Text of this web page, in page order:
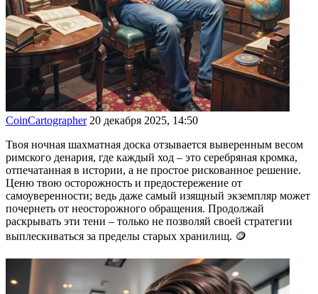
CoinCartographer 20 декабря 2025, 14:50
Твоя ночная шахматная доска отзывается выверенным весом
римского денария, где каждый ход – это серебряная кромка,
отпечатанная в истории, а не простое рискованное решение.
Ценю твою осторожность и предостережение от
самоуверенности; ведь даже самый изящный экземпляр может
почернеть от неосторожного обращения. Продолжай
раскрывать эти тени – только не позволяй своей стратегии
выплескиваться за пределы старых хранилищ. 🪙